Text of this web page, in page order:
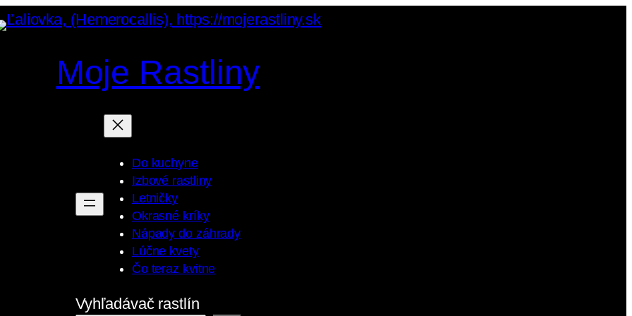
Moje Rastliny
Do kuchyne
Izbové rastliny
Letničky
Okrasné kríky
Nápady do záhrady
Lúčne kvety
Čo teraz kvitne
Vyhľadávač rastlín